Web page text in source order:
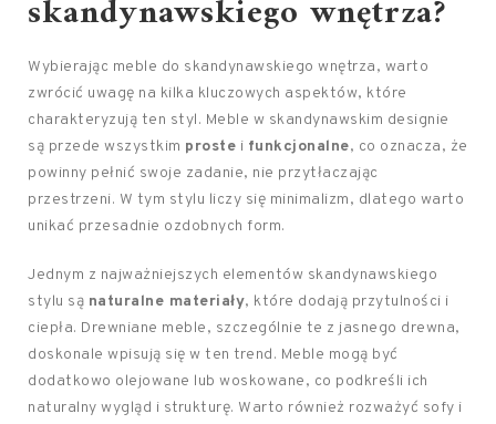
skandynawskiego wnętrza?
Wybierając meble do skandynawskiego wnętrza, warto
zwrócić uwagę na kilka kluczowych aspektów, które
charakteryzują ten styl. Meble w skandynawskim designie
są przede wszystkim proste i funkcjonalne, co oznacza, że
powinny pełnić swoje zadanie, nie przytłaczając
przestrzeni. W tym stylu liczy się minimalizm, dlatego warto
unikać przesadnie ozdobnych form.
Jednym z najważniejszych elementów skandynawskiego
stylu są naturalne materiały, które dodają przytulności i
ciepła. Drewniane meble, szczególnie te z jasnego drewna,
doskonale wpisują się w ten trend. Meble mogą być
dodatkowo olejowane lub woskowane, co podkreśli ich
naturalny wygląd i strukturę. Warto również rozważyć sofy i